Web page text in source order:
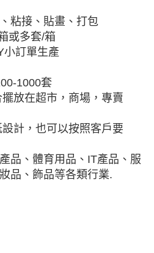
粘接、貼畫、打包
或多套/箱
小訂單生產
1000套
放在超市，商場，專賣
計，也可以按照客戶要
品、體育用品、IT產品、服
品、飾品等各類行業.